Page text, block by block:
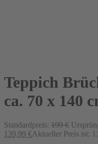
Teppich
ca. 70 x 140
Standardpreis: 199€
139,99 €Aktueller Preis ist: